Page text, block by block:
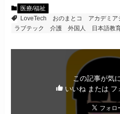
医療/福祉
LoveTech
おのまとコ アカデミア
ラブテック
介護 外国人 日本語教
この記事が気
いいね または フ